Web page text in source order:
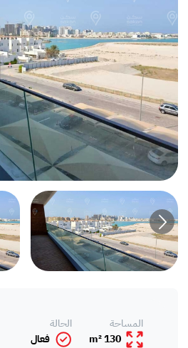
المساحة
130 m²
الحالة
فعال